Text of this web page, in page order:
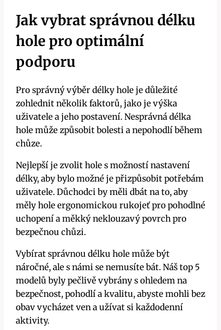
Jak vybrat správnou délku
hole pro optimální
podporu
Pro správný výběr délky hole je důležité
zohlednit několik faktorů, jako je výška
uživatele a jeho postavení. Nesprávná délka
hole může způsobit bolesti a nepohodlí během
chůze.
Nejlepší je zvolit hole s možností nastavení
délky, aby bylo možné je přizpůsobit potřebám
uživatele. Důchodci by měli dbát na to, aby
měly hole ergonomickou rukojeť pro pohodlné
uchopení a měkký neklouzavý povrch pro
bezpečnou chůzi.
Vybírat správnou délku hole může být
náročné, ale s námi se nemusíte bát. Náš top 5
modelů byly pečlivě vybrány s ohledem na
bezpečnost, pohodlí a kvalitu, abyste mohli bez
obav vycházet ven a užívat si každodenní
aktivity.